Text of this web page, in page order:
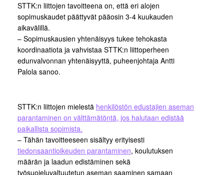
STTK:n liittojen tavoitteena on, että eri alojen
sopimuskaudet päättyvät pääosin 3-4 kuukauden
aikavälillä.
– Sopimuskausien yhtenäisyys tukee tehokasta
koordinaatiota ja vahvistaa STTK:n liittoperheen
edunvalvonnan yhtenäisyyttä, puheenjohtaja Antti
Palola sanoo.
STTK:n liittojen mielestä henkilöstön edustajien aseman
parantaminen on välttämätöntä, jos halutaan edistää
paikallista sopimista.
– Tähän tavoitteeseen sisältyy erityisesti
tiedonsaantioikeuden parantaminen, koulutuksen
määrän ja laadun edistäminen sekä
työsuojeluvaltuutetun aseman saaminen samaan